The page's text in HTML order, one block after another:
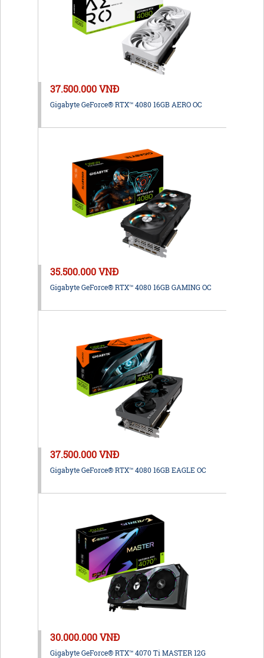
37.500.000 VNĐ
Gigabyte GeForce® RTX™ 4080 16GB AERO OC
35.500.000 VNĐ
Gigabyte GeForce® RTX™ 4080 16GB GAMING OC
37.500.000 VNĐ
Gigabyte GeForce® RTX™ 4080 16GB EAGLE OC
30.000.000 VNĐ
Gigabyte GeForce® RTX™ 4070 Ti MASTER 12G